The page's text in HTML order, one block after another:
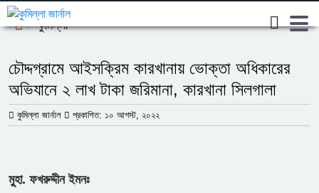
কুমিল্লা
চৌদ্দগ্রামে আইসক্রিম কারখানায় ভোক্তা অধিকারের
অভিযানে ২ লাখ টাকা জরিমানা, কারখানা সিলগালা
কুমিল্লা জার্নাল প্রকাশিত: ১০ আগস্ট, ২০২২
মুুহা. ফখরুদ্দীন ইমনঃ